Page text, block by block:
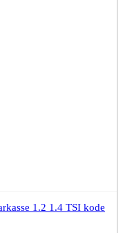
1.2 1.4 TSI kode